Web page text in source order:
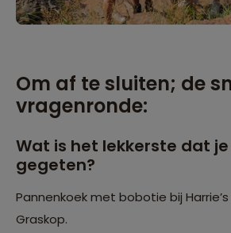
Om af te sluiten; de
vragenronde:
Wat is het lekkerste dat
gegeten?
Pannenkoek met bobotie bij
Graskop.